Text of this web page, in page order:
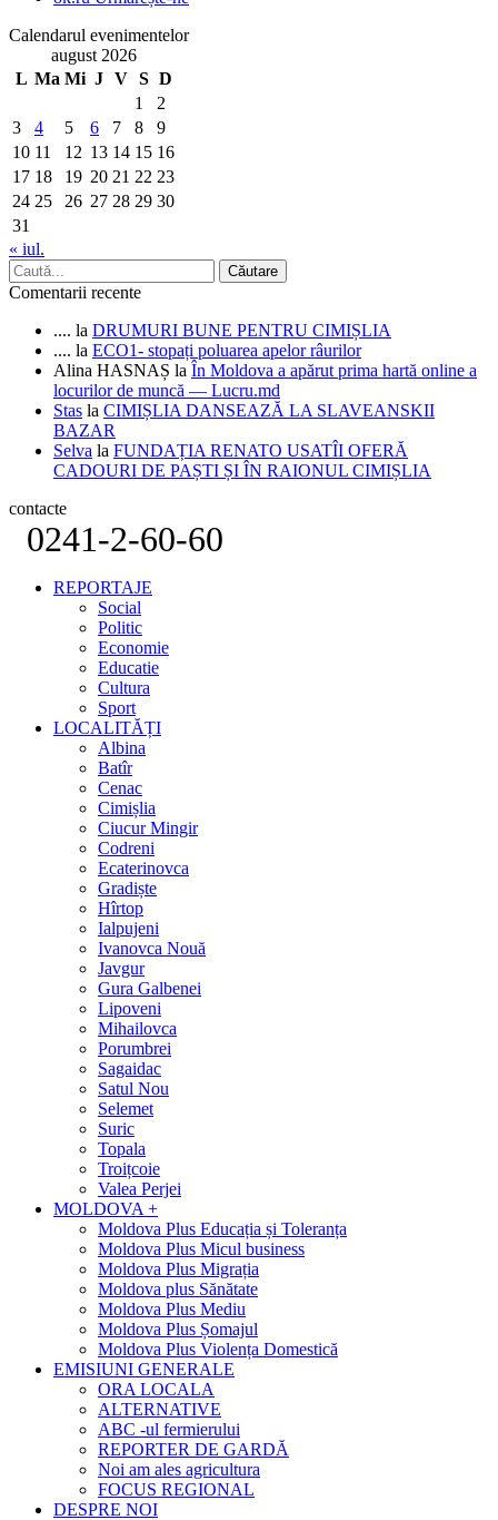
Calendarul evenimentelor
august 2026
L Ma Mi J V S D
1
2
3
4 5 6 7 8
9
10 11 12 13 14 15 16
17 18 19 20 21 22 23
24 25 26 27 28 29 30
31
« iul.
Comentarii recente
.... la DRUMURI BUNE PENTRU CIMIȘLIA
.... la ECO1- stopați poluarea apelor râurilor
Alina HASNAȘ la În Moldova a apărut prima hartă online a
locurilor de muncă — Lucru.md
Stas la CIMIȘLIA DANSEAZĂ LA SLAVEANSKII
BAZAR
Selva la FUNDAȚIA RENATO USATÎI OFERĂ
CADOURI DE PAȘTI ȘI ÎN RAIONUL CIMIȘLIA
contacte
0241-2-60-60
REPORTAJE
Social
Politic
Economie
Educatie
Cultura
Sport
LOCALITĂȚI
Albina
Batîr
Cenac
Cimișlia
Ciucur Mingir
Codreni
Ecaterinovca
Gradiște
Hîrtop
Ialpujeni
Ivanovca Nouă
Javgur
Gura Galbenei
Lipoveni
Mihailovca
Porumbrei
Sagaidac
Satul Nou
Selemet
Suric
Topala
Troițcoie
Valea Perjei
MOLDOVA +
Moldova Plus Educația și Toleranța
Moldova Plus Micul business
Moldova Plus Migrația
Moldova plus Sănătate
Moldova Plus Mediu
Moldova Plus Șomajul
Moldova Plus Violența Domestică
EMISIUNI GENERALE
ORA LOCALA
ALTERNATIVE
ABC -ul fermierului
REPORTER DE GARDĂ
Noi am ales agricultura
FOCUS REGIONAL
DESPRE NOI